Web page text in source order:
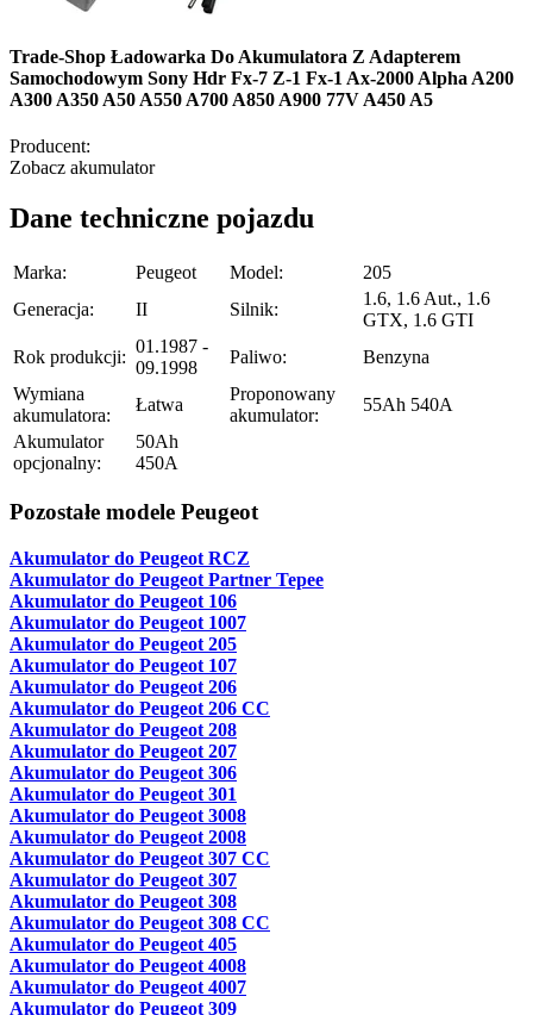
Trade-Shop Ładowarka Do Akumulatora Z Adapterem
Samochodowym Sony Hdr Fx-7 Z-1 Fx-1 Ax-2000 Alpha A200
A300 A350 A50 A550 A700 A850 A900 77V A450 A5
Producent:
Zobacz akumulator
Dane techniczne pojazdu
Marka: Peugeot Model:
205
Generacja:
II Silnik:
1.6, 1.6 Aut., 1.6
GTX, 1.6 GTI
Rok produkcji:
01.1987 -
09.1998
Paliwo:
Benzyna
Wymiana
akumulatora:
Łatwa
Proponowany
akumulator:
55Ah 540A
Akumulator
opcjonalny:
50Ah
450A
Pozostałe modele Peugeot
Akumulator do Peugeot RCZ
Akumulator do Peugeot Partner Tepee
Akumulator do Peugeot 106
Akumulator do Peugeot 1007
Akumulator do Peugeot 205
Akumulator do Peugeot 107
Akumulator do Peugeot 206
Akumulator do Peugeot 206 CC
Akumulator do Peugeot 208
Akumulator do Peugeot 207
Akumulator do Peugeot 306
Akumulator do Peugeot 301
Akumulator do Peugeot 3008
Akumulator do Peugeot 2008
Akumulator do Peugeot 307 CC
Akumulator do Peugeot 307
Akumulator do Peugeot 308
Akumulator do Peugeot 308 CC
Akumulator do Peugeot 405
Akumulator do Peugeot 4008
Akumulator do Peugeot 4007
Akumulator do Peugeot 309